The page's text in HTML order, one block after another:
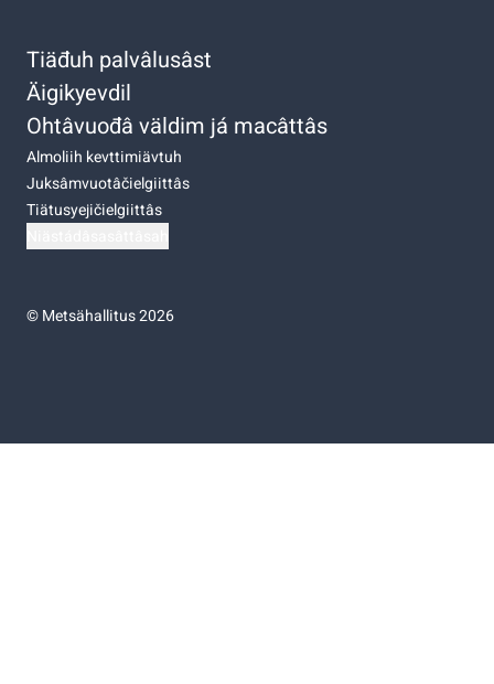
Tiäđuh palvâlusâst
Äigikyevdil
Ohtâvuođâ väldim já macâttâs
Almoliih kevttimiävtuh
Juksâmvuotâčielgiittâs
Tiätusyejičielgiittâs
©Metsähallitus 2026